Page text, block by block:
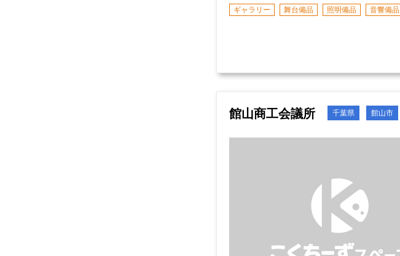
ギャラリー 舞台備品 照明備品 音響備品
館山商工会議所 千葉県 館山市